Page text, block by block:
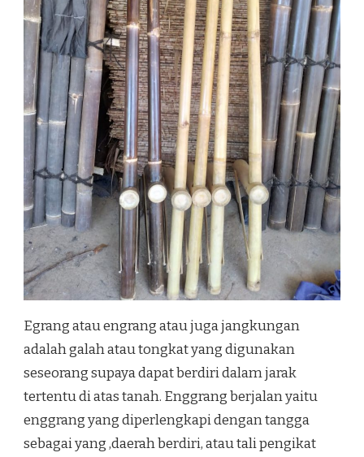
Egrang atau engrang atau juga jangkungan
adalah galah atau tongkat yang digunakan
seseorang supaya dapat berdiri dalam jarak
tertentu di atas tanah. Enggrang berjalan yaitu
enggrang yang diperlengkapi dengan tangga
sebagai yang ,daerah berdiri, atau tali pengikat